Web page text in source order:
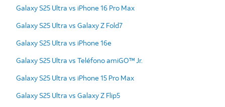
Galaxy S25 Ultra vs iPhone 16 Pro Max
Galaxy S25 Ultra vs Galaxy Z Fold7
Galaxy S25 Ultra vs iPhone 16e
Galaxy S25 Ultra vs Teléfono amiGO™ Jr.
Galaxy S25 Ultra vs iPhone 15 Pro Max
Galaxy S25 Ultra vs Galaxy Z Flip5